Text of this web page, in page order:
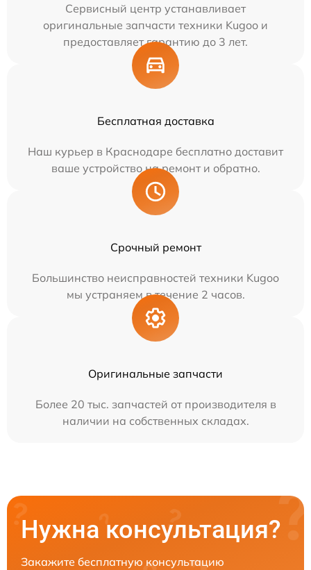
Сервисный центр устанавливает
оригинальные запчасти техники Kugoo и
предоставляет гарантию до 3 лет.
Бесплатная доставка
Наш курьер в Краснодаре бесплатно доставит
ваше устройство на ремонт и обратно.
Срочный ремонт
Большинство неисправностей техники Kugoo
мы устраняем в течение 2 часов.
Оригинальные запчасти
Более 20 тыс. запчастей от производителя в
наличии на собственных складах.
Нужна консультация?
Закажите бесплатную консультацию